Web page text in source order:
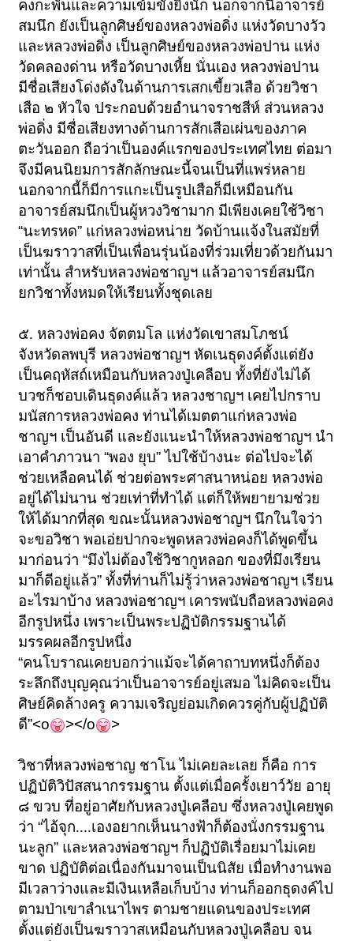
คงกะพันและความเข้มขังยิ่งนัก นอกจากนี้อาจารย์
สมนึก ยังเป็นลูกศิษย์ของหลวงพ่อดิ่ง แห่งวัดบางวัว
และหลวงพ่อดิ่ง เป็นลูกศิษย์ของหลวงพ่อปาน แห่ง
วัดคลองด่าน หรือวัดบางเหี้ย นั่นเอง หลวงพ่อปาน
มีชื่อเสียงโด่งดังในด้านการเสกเขี้ยวเสือ ด้วยวิชา
เสือ ๒ หัวใจ ประกอบด้วยอำนาจราชสีห์ ส่วนหลวง
พ่อดิ่ง มีชื่อเสียงทางด้านการสักเสือเผ่นของภาค
ตะวันออก ถือว่าเป็นองค์แรกของประเทศไทย ต่อมา
จึงมีคนนิยมการสักลักษณะนี้จนเป็นที่แพร่หลาย
นอกจากนี้ก็มีการแกะเป็นรูปเสือก็มีเหมือนกัน
อาจารย์สมนึกเป็นผู้หวงวิชามาก มีเพียงเคยใช้วิชา
“นะทรหด” แก่หลวงพ่อหน่าย วัดบ้านแจ้งในสมัยที่
เป็นฆราวาสที่เป็นเพื่อนรุ่นน้องที่ร่วมเที่ยวด้วยกันมา
เท่านั้น สำหรับหลวงพ่อชาญฯ แล้วอาจารย์สมนึก
ยกวิชาทั้งหมดให้เรียนทั้งชุดเลย
๕. หลวงพ่อคง จัตตมโล แห่งวัดเขาสมโภชน์
จังหวัดลพบุรี หลวงพ่อชาญฯ หัดเนธุดงค์ตั้งแต่ยัง
เป็นคฤหัสถ์เหมือนกับหลวงปู่เคลือบ ทั้งที่ยังไม่ได้
บวชก็ชอบเดินธุดงค์แล้ว หลวงชาญฯ เคยไปกราบ
มนัสการหลวงพ่อคง ท่านได้เมตตาแก่หลวงพ่อ
ชาญฯ เป็นอันดี และยังแนะนำให้หลวงพ่อชาญฯ นำ
เอาคำภาวนา“พอง ยุบ”ไปใช้บ้างนะ ต่อไปจะได้
ช่วยเหลือคนได้ ช่วยต่อพระศาสนาหน่อย หลวงพ่อ
อยู่ได้ไม่นาน ช่วยเท่าที่ทำได้ แต่ก็ให้พยายามช่วย
ให้ได้มากที่สุด ขณะนั้นหลวงพ่อชาญฯ นึกในใจว่า
จะขอวิชา พอเอ่ยปากจะพูดหลวงพ่อคงก็ได้พูดขึ้น
มาก่อนว่า“มึงไม่ต้องใช้วิชากูหลอก ของที่มึงเรียน
มาก็ดีอยู่แล้ว”ทั้งที่ท่านก็ไม่รู้ว่าหลวงพ่อชาญฯ เรียน
อะไรมาบ้าง หลวงพ่อชาญฯ เคารพนับถือหลวงพ่อคง
อีกรูปหนึ่ง เพราะเป็นพระปฏิบัติกรรมฐานได้
มรรคผลอีกรูปหนึ่ง
“คนโบราณเคยบอกว่าแม้จะได้คาถาบทหนึ่งก็ต้อง
ระลึกถึงบุญคุณว่าเป็นอาจารย์อยู่เสมอ ไม่คิดจะเป็น
ศิษย์คิดล้างครู ความเจริญย่อมเกิดควรคู่กับผู้ปฏิบัติ
ดี”<o ></o >
วิชาที่หลวงพ่อชาญ ชาโน ไม่เคยละเลย ก็คือ การ
ปฏิบัติวิปัสสนากรรมฐาน ตั้งแต่เมื่อครั้งเยาว์วัย อายุ
๘ ขวบ ที่อยู่อาศัยกับหลวงปู่เคลือบ ซึ่งหลวงปู่เคยพูด
ว่า “ไอ้จุก....เองอยากเห็นนางฟ้าก็ต้องนั่งกรรมฐาน
นะลูก” และหลวงพ่อชาญฯ ก็ปฏิบัติเรื่อยมาไม่เคย
ขาด ปฏิบัติต่อเนื่องกันมาจนเป็นนิสัย เมื่อทำงานพอ
มีเวลาว่างและมีเงินเหลือเก็บบ้าง ท่านก็ออกธุดงค์ไป
ตามป่าเขาลำเนาไพร ตามชายแดนของประเทศ
ตั้งแต่ยังเป็นฆราวาสเหมือนกับหลวงปู่เคลือบ จน